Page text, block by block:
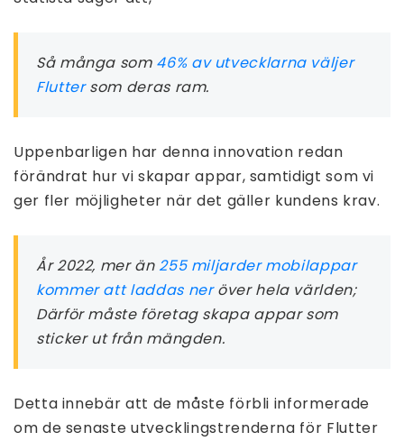
Så många som 46% av utvecklarna väljer
Fluttersom deras ram.
Uppenbarligen har denna innovation redan
förändrat hur vi skapar appar, samtidigt som vi
ger fler möjligheter när det gäller kundens krav.
År 2022, mer än 255 miljarder mobilappar
kommer att laddas neröver hela världen;
Därför måste företag skapa appar som
sticker ut från mängden.
Detta innebär att de måste förbli informerade
om de senaste utvecklingstrenderna för Flutter